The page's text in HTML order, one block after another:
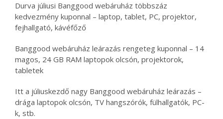
Durva júliusi Banggood webáruház többszáz
kedvezmény kuponnal – laptop, tablet, PC, projektor,
fejhallgató, kávéfőző
Banggood webáruház leárazás rengeteg kuponnal – 14
magos, 24 GB RAM laptopok olcsón, projektorok,
tabletek
Itt a júliuskezdő nagy Banggood webáruház leárazás –
drága laptopok olcsón, TV hangszórók, fülhallgatók, PC-
k, stb.